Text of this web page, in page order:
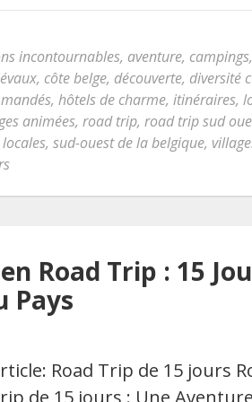
incontournables, aventure, campings,
, côte belge, découverte, diversité
, hôtels de charme, itinéraires,
animées, road trip, road trip sud
, sud-ouest de la belgique,
Road Trip : 15
Pays
Road Trip de 15 jours
de 15 jours : Une Aventure